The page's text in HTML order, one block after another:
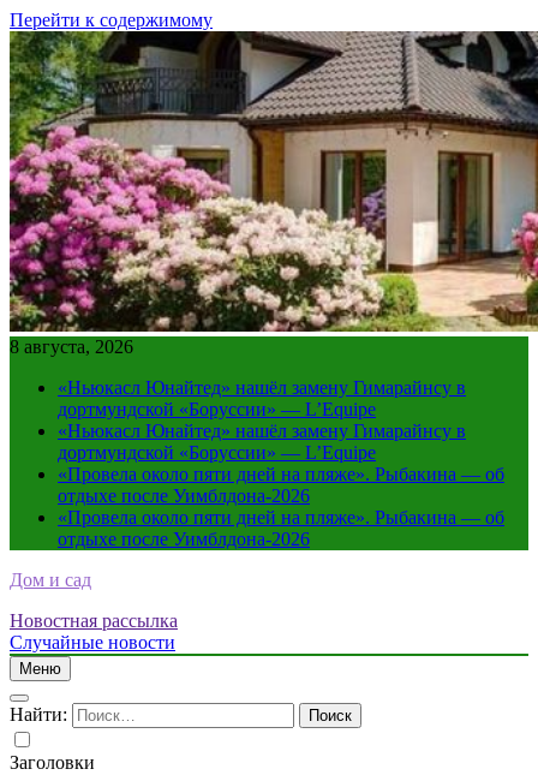
Перейти к содержимому
8 августа, 2026
«Ньюкасл Юнайтед» нашёл замену Гимарайнсу в
дортмундской «Боруссии» — L’Equipe
«Ньюкасл Юнайтед» нашёл замену Гимарайнсу в
дортмундской «Боруссии» — L’Equipe
«Провела около пяти дней на пляже». Рыбакина — об
отдыхе после Уимблдона-2026
«Провела около пяти дней на пляже». Рыбакина — об
отдыхе после Уимблдона-2026
Дом и сад
Новостная рассылка
Случайные новости
Меню
Найти:
Заголовки